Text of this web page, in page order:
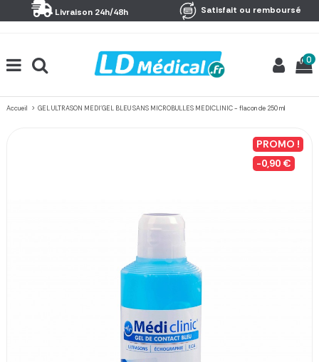
Livraison 24h/48h Satisfait ou remboursé
0
Accueil GEL ULTRASON MEDI'GEL BLEU SANS MICROBULLES MEDICLINIC - flacon de 250 ml
PROMO !
-0,90 €
Panneau de gestion des cookies